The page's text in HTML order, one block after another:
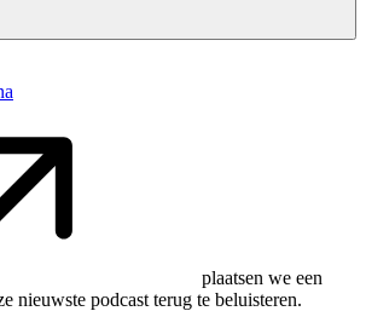
plaatsen we een
nieuwste podcast terug te beluisteren.